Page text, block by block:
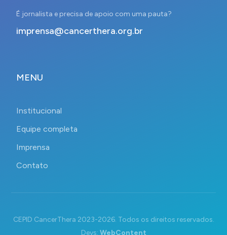
É jornalista e precisa de apoio com uma pauta?
imprensa@cancerthera.org.br
MENU
Institucional
Equipe completa
Imprensa
Contato
CEPID CancerThera 2023-2026. Todos os direitos reservados.
Devs: WebContent